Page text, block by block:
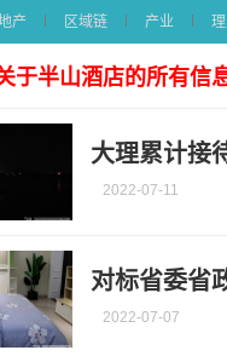
产 区域链 产业
于半山酒店的所有信
大理累计接
2022-07-11
对标省委省
2022-07-07